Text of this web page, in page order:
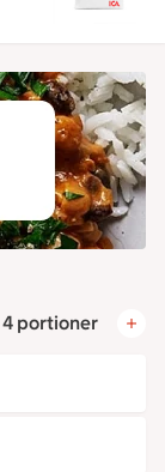
4 portioner